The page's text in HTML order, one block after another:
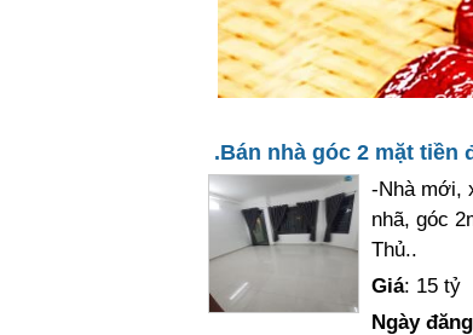
.Bán nhà góc 2 mặt tiền
-Nhà mới,
nhã, góc
Thủ..
Giá: 15 tỷ
Ngày đăng